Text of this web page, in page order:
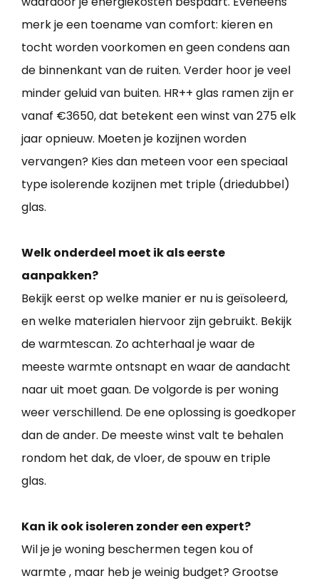
merk je een toename van comfort: kieren en
tocht worden voorkomen en geen condens aan
de binnenkant van de ruiten. Verder hoor je veel
minder geluid van buiten. HR++ glas ramen zijn er
vanaf €3650, dat betekent een winst van 275 elk
jaar opnieuw. Moeten je kozijnen worden
vervangen? Kies dan meteen voor een speciaal
type isolerende kozijnen met triple (driedubbel)
glas.
Welk onderdeel moet ik als eerste
aanpakken?
Bekijk eerst op welke manier er nu is geïsoleerd,
en welke materialen hiervoor zijn gebruikt. Bekijk
de warmtescan. Zo achterhaal je waar de
meeste warmte ontsnapt en waar de aandacht
naar uit moet gaan. De volgorde is per woning
weer verschillend. De ene oplossing is goedkoper
dan de ander. De meeste winst valt te behalen
rondom het dak, de vloer, de spouw en triple
glas.
Kan ik ook isoleren zonder een expert?
Wil je je woning beschermen tegen kou of
warmte , maar heb je weinig budget? Grootse